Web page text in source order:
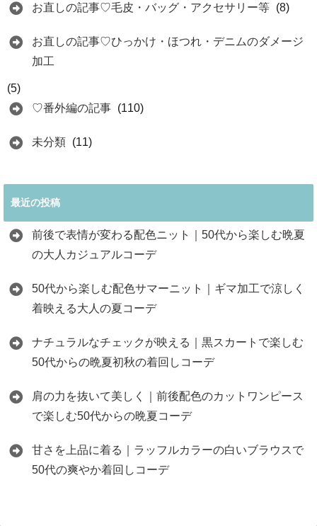
お直しの記事♡毛皮・バッグ・アクセサリー等 (8)
お直しの記事♡ひっかけ・ほつれ・デニムのダメージ
加工
(5)
♡番外編の記事 (110)
未分類 (11)
最近の投稿
前後で表情が変わる配色ニット｜50代から楽しむ晩夏
の大人カジュアルコーデ
50代から楽しむ配色サマーニット｜ギマ加工で涼しく
着映える大人の夏コーデ
ナチュラルなチェックが映える｜黒スカートで楽しむ
50代からの晩夏初秋の着回しコーデ
肩の力を抜いて美しく｜前後配色のカットワンピース
で楽しむ50代からの晩夏コーデ
甘さを上品に着る｜ラッフルカラーの白いブラウスで
50代の爽やか着回しコーデ